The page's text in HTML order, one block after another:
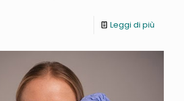
Leggi di più